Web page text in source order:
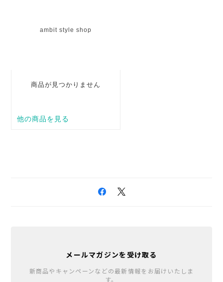
メールマガジンを受け取る
新商品やキャンペーンなどの最新情報をお届けいたしま
す。